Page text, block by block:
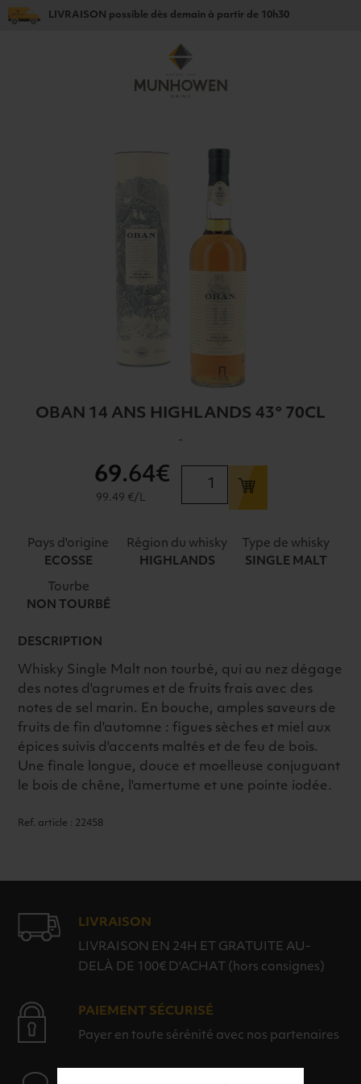
LIVRAISON possible dès demain à partir de 10h30
OBAN 14 ANS HIGHLANDS 43° 70CL
-
69.64€
99.49 €/L
Pays d'origine
ECOSSE
Région du whisky
HIGHLANDS
Type de whisky
SINGLE MALT
Tourbe
NON TOURBÉ
DESCRIPTION
Whisky Single Malt non tourbé, qui au nez dégage
des notes d'agrumes et de fruits frais avec des
notes de sel marin. En bouche, amples saveurs de
fruits de fin d'automne : figues sèches et miel aux
épices suivis d'accents maltés et de feu de bois.
Une finale longue, douce et moelleuse conjuguant
le bois de chêne, l'amertume et une pointe iodée.
Ref. article : 22458
LIVRAISON
LIVRAISON EN 24H ET GRATUITE AU-
DELÀ DE 100€ D'ACHAT (hors consignes)
PAIEMENT SÉCURISÉ
Payer en toute sérénité avec nos partenaires